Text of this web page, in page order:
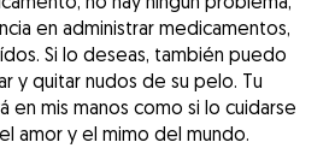
en administrar medicamentos,
Si lo deseas, también puedo
y quitar nudos de su pelo. Tu
en mis manos como si lo cuidarse
amor y el mimo del mundo.